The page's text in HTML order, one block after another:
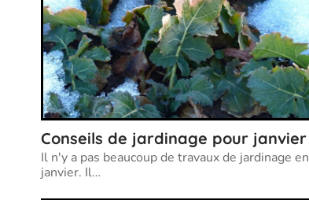
Conseils de jardinage pour janvier
Il n'y a pas beaucoup de travaux de jardinage en
janvier. Il…